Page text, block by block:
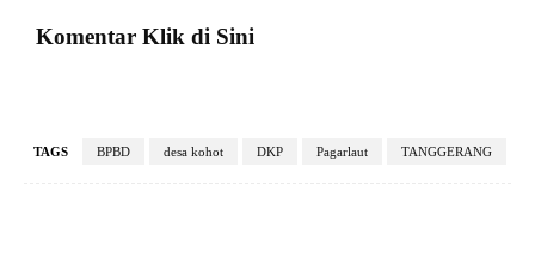
Komentar Klik di Sini
TAGS BPBD desa kohot DKP Pagarlaut TANGGERANG